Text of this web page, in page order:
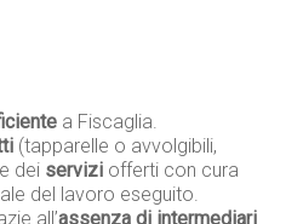
a Fiscaglia.
(tapparelle o avvolgibili,
dei servizi offerti con cura
del lavoro eseguito.
all’assenza di intermediari